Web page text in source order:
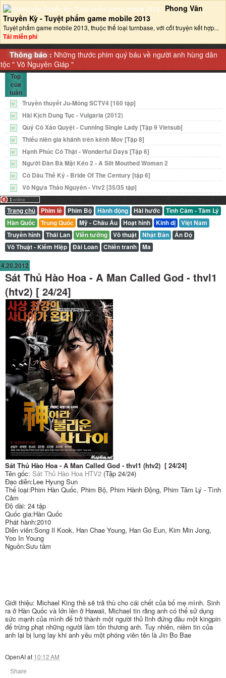
Phong Vân
Truyền Kỳ - Tuyệt phẩm game mobile 2013‎
Tuyệt phẩm game mobile 2013, thuộc thể loại turnbase, với cốt truyện kết hợp...
Tải miễn phí
Thông báo : Những thước phim quý báu về người anh hùng dân
tộc "Võ Nguyên Giáp "
Top
của
tuần
W Truyền thuyết Ju-Mông SCTV4 [160 tập]
W Hài Kịch Dung Tục - Vulgaria (2012)
W Quý Cô Xảo Quyệt - Cunning Single Lady [Tập 9 Vietsub]
W Thiếu niên gia khánh trên kênh Mov [Tập 8]
W Hạnh Phúc Có Thật - Wonderful Days [Tập 6]
W Người Đàn Bà Mặt Kéo 2 - A Slit Mouthed Woman 2
W Cô Dâu Thế Kỷ - Bride Of The Century [tập 6]
W Vó Ngựa Thảo Nguyên - Vtv2 [35/35 tập]
Trang chủ Phim lẻ Phim Bộ Hành động Hài hước
Tình Cảm - Tâm Lý
Hàn Quốc
Trung Quốc Mỹ - Châu Âu Hoạt hình Kinh dị
Việt Nam
Truyền hình
Thái Lan Viễn tưởng Võ thuật Nhật Bản
Ấn Độ
Võ Thuật - Kiếm Hiệp
Đài Loan Chiến tranh Ma
4.20.2012
Sát Thủ Hào Hoa - A Man Called God - thvl1
(htv2) [ 24/24]
Sát Thủ Hào Hoa - A Man Called God - thvl1 (htv2) [ 24/24]
Tên gốc: Sát Thủ Hào Hoa HTV2 (Tập 24/24)
Đạo diễn:Lee Hyung Sun
Thể loại:Phim Hàn Quốc, Phim Bộ, Phim Hành Động, Phim Tâm Lý - Tình
Cảm
Độ dài: 24 tập
Quốc gia:Hàn Quốc
Phát hành:2010
Diễn viên:Song Il Kook, Han Chae Young, Han Go Eun, Kim Min Jong,
Yoo In Young
Nguồn:Sưu tầm
Giới thiệu: Michael King thề sẽ trả thù cho cái chết của bố mẹ mình. Sinh
ra ở Hàn Quốc và lớn lên ở Hawaii, Michael tin rằng anh có thể sử dụng
sức mạnh của mình để trở thành một người thủ lĩnh đứng đầu một kingpin
để trừng phạt những người làm tổn thương anh. Tuy nhiên, niềm tin của
anh lại bị lung lay khi anh yêu một phóng viên tên là Jin Bo Bae
OpenAIat 10:12 AM
Share